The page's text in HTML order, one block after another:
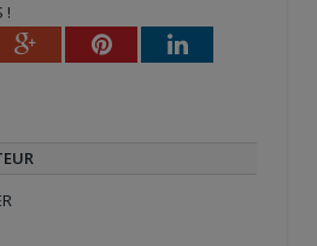
!
Google+PinterestLinkedIn